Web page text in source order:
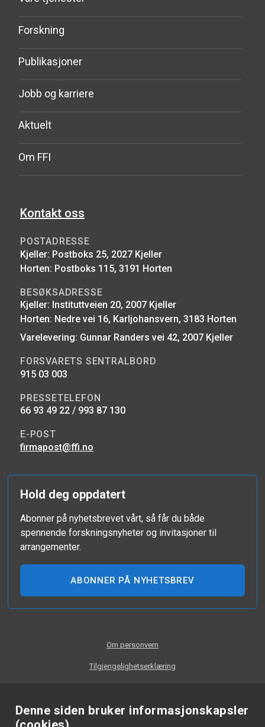
Denne siden bruker informasjonskapsler
Forskning
Publikasjoner
Jobb og karriere
Aktuelt
Om FFI
Kontakt oss
POSTADRESSE
Kjeller: Postboks 25, 2027 Kjeller
Horten: Postboks 115, 3191 Horten
BESØKSADRESSE
Kjeller: Instituttveien 20, 2007 Kjeller
Horten: Nedre vei 16, Karljohansvern, 3183 Horten
Varelevering: Gunnar Randers vei 42, 2007 Kjeller
FORSVARETS SENTRALBORD
915 03 003
PRESSETELEFON
66 93 49 22 / 993 87 130
E-POST
firmapost@ffi.no
Hold deg oppdatert
Abonner på nyhetsbrevet vårt, så får du både
spennende forskningsnyheter og invitasjoner til
arrangementer.
ABONNER PÅ NYHETSBREV
Om personvern
Tilgjengelighetserklæring